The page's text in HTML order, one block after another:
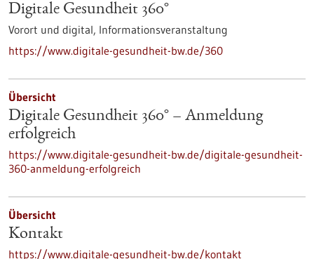
Digitale Gesundheit 360°
Vorort und digital, Informationsveranstaltung
https://www.digitale-gesundheit-bw.de/360
Übersicht
Digitale Gesundheit 360° – Anmeldung
erfolgreich
https://www.digitale-gesundheit-bw.de/digitale-gesundheit-
360-anmeldung-erfolgreich
Übersicht
Kontakt
https://www.digitale-gesundheit-bw.de/kontakt